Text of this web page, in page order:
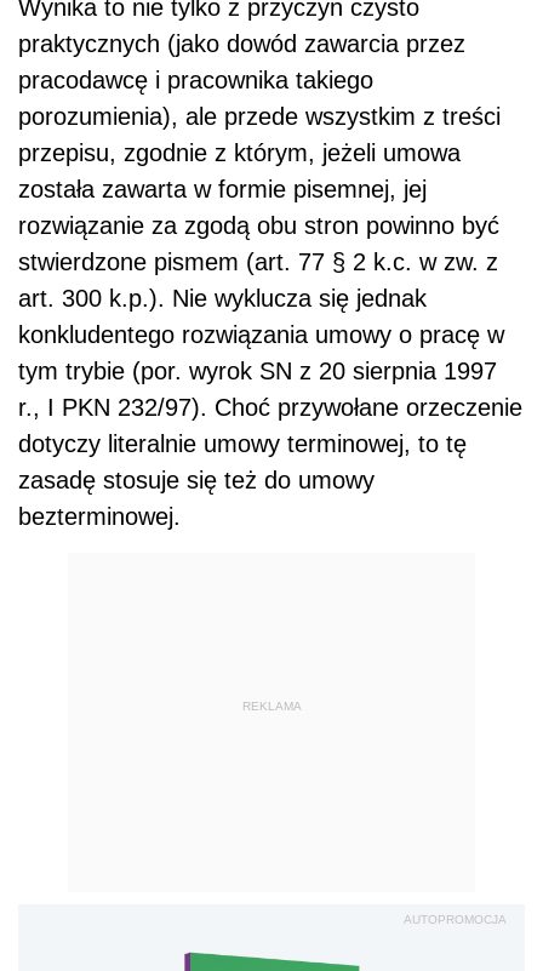
Wynika to nie tylko z przyczyn czysto
praktycznych (jako dowód zawarcia przez
pracodawcę i pracownika takiego
porozumienia), ale przede wszystkim z treści
przepisu, zgodnie z którym, jeżeli umowa
została zawarta w formie pisemnej, jej
rozwiązanie za zgodą obu stron powinno być
stwierdzone pismem (art. 77 § 2 k.c. w zw. z
art. 300 k.p.). Nie wyklucza się jednak
konkludentego rozwiązania umowy o pracę w
tym trybie (por. wyrok SN z 20 sierpnia 1997
r., I PKN 232/97). Choć przywołane orzeczenie
dotyczy literalnie umowy terminowej, to tę
zasadę stosuje się też do umowy
bezterminowej.
REKLAMA
AUTOPROMOCJA